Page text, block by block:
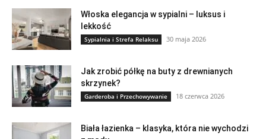
Włoska elegancja w sypialni – luksus i
lekkość
Sypialnia i Strefa Relaksu 30 maja 2026
Jak zrobić półkę na buty z drewnianych
skrzynek?
Garderoba i Przechowywanie 18 czerwca 2026
Biała łazienka – klasyka, która nie wychodzi